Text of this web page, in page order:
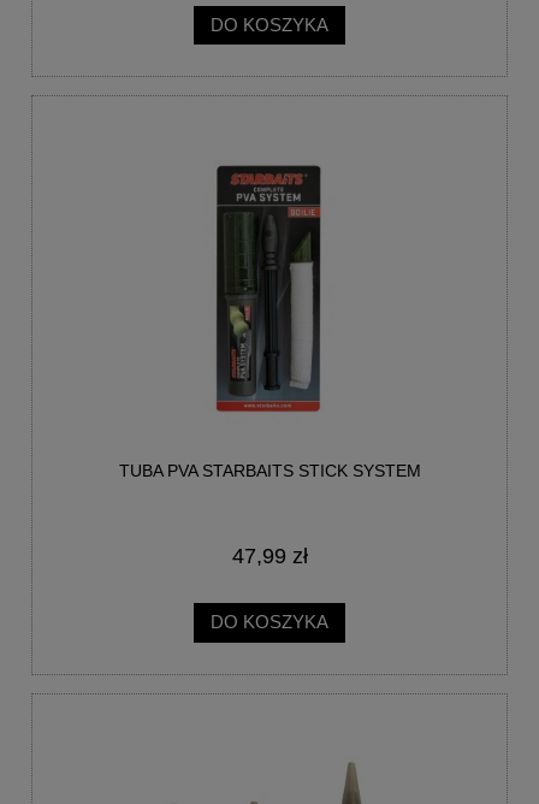
DO KOSZYKA
TUBA PVA STARBAITS STICK SYSTEM
47,99 zł
DO KOSZYKA